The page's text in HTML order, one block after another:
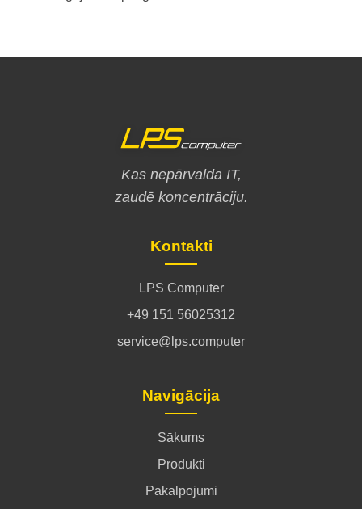
Kas nepārvalda IT,
zaudē koncentrāciju.
Kontakti
LPS Computer
+49 151 56025312
service@lps.computer
Navigācija
Sākums
Produkti
Pakalpojumi